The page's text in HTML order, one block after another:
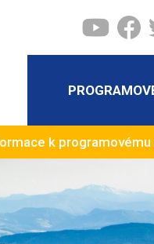
k